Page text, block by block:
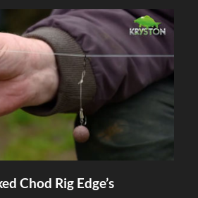
Chod Rig Edge’s